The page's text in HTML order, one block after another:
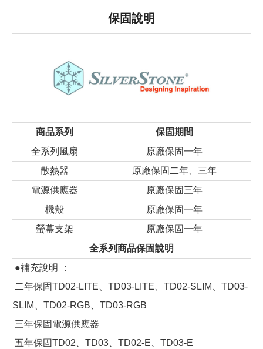
保固說明
商品系列
保固期間
全系列風扇
原廠保固一年
散熱器
原廠保固二年、三年
電源供應器
原廠保固三年
機殼
原廠保固一年
螢幕支架
原廠保固一年
全系列商品保固說明
●補充說明 ：
二年保固TD02-LITE、TD03-LITE、TD02-SLIM、TD03-
SLIM、TD02-RGB、TD03-RGB
三年保固電源供應器
五年保固TD02、TD03、TD02-E、TD03-E